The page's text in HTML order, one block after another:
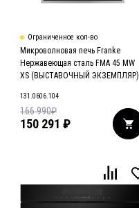
Ограниченное кол-во
Микроволновая печь Franke
Нержавеющая сталь FMA 45 MW
XS (ВЫСТАВОЧНЫЙ ЭКЗЕМПЛЯР)
131.0606.104
150 291 ₽
166 990₽